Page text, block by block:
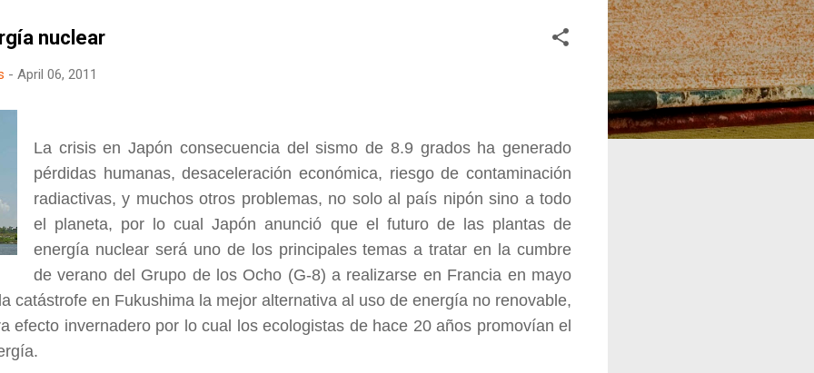
nuclear
- April 06, 2011
La crisis en Japón consecuencia del sismo de 8.9 grados ha generado
pérdidas humanas, desaceleración económica, riesgo de contaminación
radiactivas, y muchos otros problemas, no solo al país nipón sino a todo
el planeta, por lo cual Japón anunció que el futuro de las plantas de
energía nuclear será uno de los principales temas a tratar en la cumbre
de verano del Grupo de los Ocho (G-8) a realizarse en Francia en mayo
catástrofe en Fukushima la mejor alternativa al uso de energía no renovable,
efecto invernadero por lo cual los ecologistas de hace 20 años promovían el